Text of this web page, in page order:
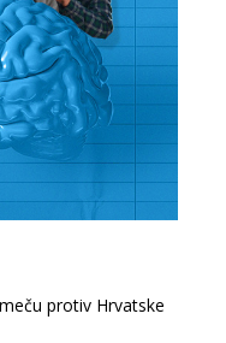
protiv Hrvatske